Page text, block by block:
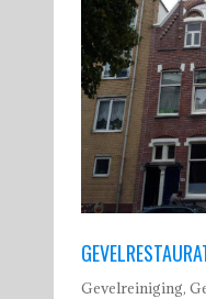
Gevelreiniging,